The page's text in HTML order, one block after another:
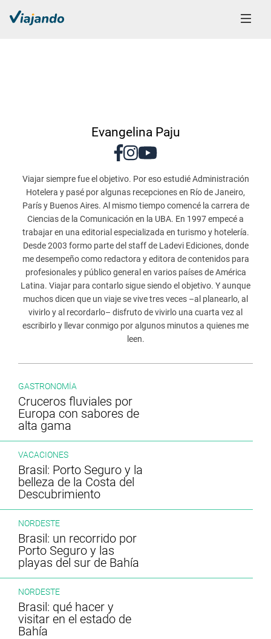
Evangelina Paju
Viajar siempre fue el objetivo. Por eso estudié Administración
Hotelera y pasé por algunas recepciones en Río de Janeiro,
París y Buenos Aires. Al mismo tiempo comencé la carrera de
Ciencias de la Comunicación en la UBA. En 1997 empecé a
trabajar en una editorial especializada en turismo y hotelería.
Desde 2003 formo parte del staff de Ladevi Ediciones, donde
me desempeño como redactora y editora de contenidos para
profesionales y público general en varios países de América
Latina. Viajar para contarlo sigue siendo el objetivo. Y aunque
muchos dicen que un viaje se vive tres veces –al planearlo, al
vivirlo y al recordarlo– disfruto de vivirlo una cuarta vez al
escribirlo y llevar conmigo por algunos minutos a quienes me
leen.
GASTRONOMÍA
Cruceros fluviales por
Europa con sabores de
alta gama
VACACIONES
Brasil: Porto Seguro y la
belleza de la Costa del
Descubrimiento
NORDESTE
Brasil: un recorrido por
Porto Seguro y las
playas del sur de Bahía
NORDESTE
Brasil: qué hacer y
visitar en el estado de
Bahía